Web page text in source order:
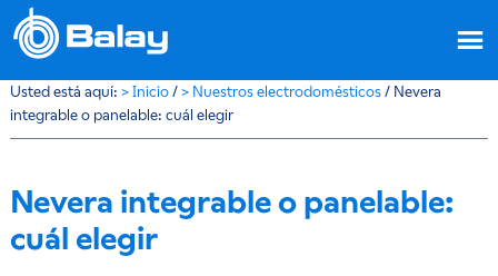
Usted está aquí: > Inicio / > Nuestros electrodomésticos /Nevera
integrable o panelable: cuál elegir
Nevera integrable o panelable:
cuál elegir